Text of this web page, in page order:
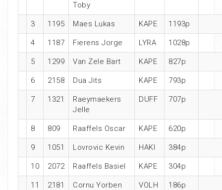
Toby
3 1195 Maes Lukas KAPE 1193p
4 1187 Fierens Jorge LYRA 1028p
5 1299 Van Zele Bart KAPE 827p
6 2158 Dua Jits KAPE 793p
7 1321
Raeymaekers
Jelle
DUFF 707p
8 809 Raaffels Oscar KAPE 620p
9 1051 Lovrovic Kevin HAKI 384p
10 2072 Raaffels Basiel KAPE 304p
11 2181 Cornu Yorben VOLH 186p